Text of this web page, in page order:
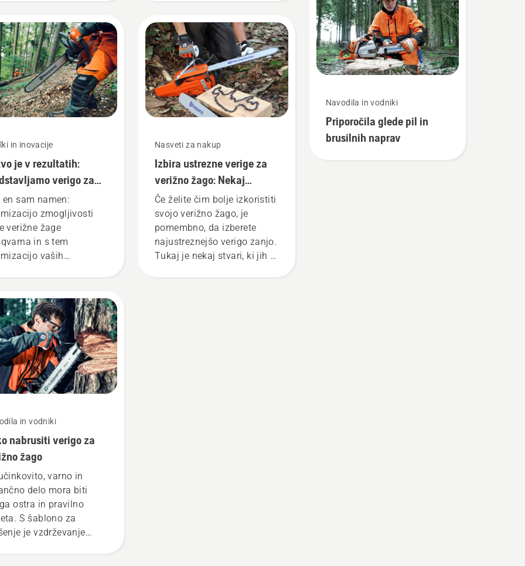
naši najzahtevnejši
in inovacije
je v rezultatih:
verigo za
žage Husqvarna
en sam namen:
zmogljivosti
verižne žage
in s tem
vaših
in vodniki
nabrusiti verigo za
žago
varno in
delo mora biti
ostra in pravilno
S šablono za
je vzdrževanje
koncu. Najpomembnejši cilj
naših raziskav in razvoja je
bil čim boljši rezultat za
vas.
Nasveti za nakup
Izbira ustrezne verige za
verižno žago: Nekaj
nasvetov
Če želite čim bolje izkoristiti
svojo verižno žago, je
pomembno, da izberete
najustreznejšo verigo zanjo.
Tukaj je nekaj stvari, ki jih je
Navodila in vodniki
Priporočila glede pil in
brusilnih naprav